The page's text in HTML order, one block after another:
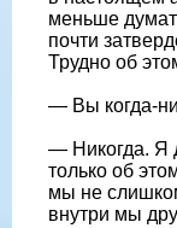
меньше
почти
Трудно об
— Вы когда-
— Никогда. Я
только об
мы не
внутри мы